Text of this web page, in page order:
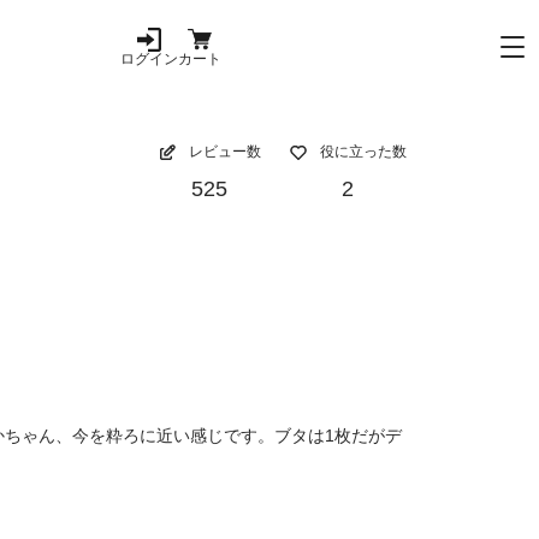
ログインカート
レビュー数
525
役に立った数
2
ゃん、今を粋ろに近い感じです。ブタは1枚だがデ